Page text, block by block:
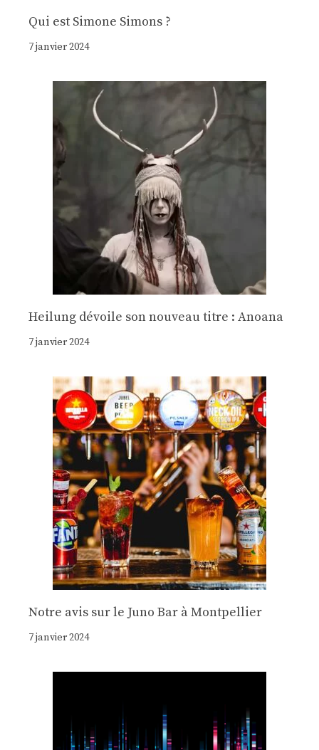
Qui est Simone Simons ?
7 janvier 2024
Heilung dévoile son nouveau titre : Anoana
7 janvier 2024
Notre avis sur le Juno Bar à Montpellier
7 janvier 2024